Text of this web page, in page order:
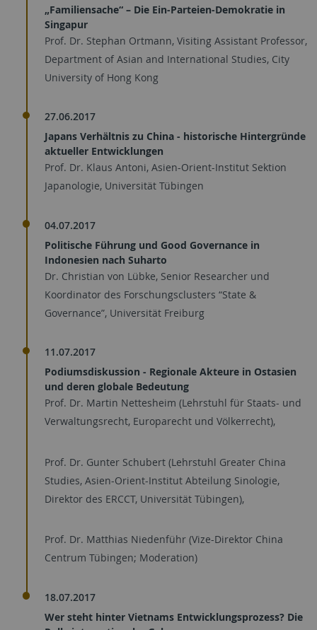
„Familiensache“ – Die Ein-Parteien-Demokratie in
Singapur
Prof. Dr. Stephan Ortmann, Visiting Assistant Professor,
Department of Asian and International Studies, City
University of Hong Kong
27.06.2017
Japans Verhältnis zu China - historische Hintergründe
aktueller Entwicklungen
Prof. Dr. Klaus Antoni, Asien-Orient-Institut Sektion
Japanologie, Universität Tübingen
04.07.2017
Politische Führung und Good Governance in
Indonesien nach Suharto
Dr. Christian von Lübke, Senior Researcher und
Koordinator des Forschungsclusters “State &
Governance”, Universität Freiburg
11.07.2017
Podiumsdiskussion - Regionale Akteure in Ostasien
und deren globale Bedeutung
Prof. Dr. Martin Nettesheim (Lehrstuhl für Staats- und
Verwaltungsrecht, Europarecht und Völkerrecht),
Prof. Dr. Gunter Schubert (Lehrstuhl Greater China
Studies, Asien-Orient-Institut Abteilung Sinologie,
Direktor des ERCCT, Universität Tübingen),
Prof. Dr. Matthias Niedenführ (Vize-Direktor China
Centrum Tübingen; Moderation)
18.07.2017
Wer steht hinter Vietnams Entwicklungsprozess? Die